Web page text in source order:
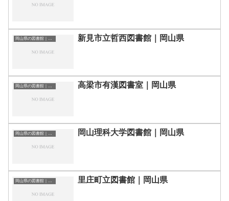
岡山県の図書館｜勉強できる場所 新見市立哲西図書館｜岡山県
岡山県の図書館｜勉強できる場所 高梁市有漢図書室｜岡山県
岡山県の図書館｜勉強できる場所 岡山理科大学図書館｜岡山県
岡山県の図書館｜勉強できる場所 里庄町立図書館｜岡山県